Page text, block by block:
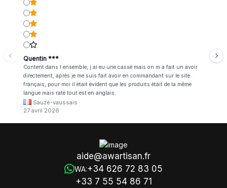
Quentin ***
Content dans l ensemble, j ai eu une cassé mais on m a fait un avoir
directement, après je me suis fait avoir en commandant sur le site
français, pour moi il était évident que les produits était de la même
langue mais raté tout est en anglais.
Sauzé-vaussais
27 avril 2026
aide@awartisan.fr
WA:+34 626 72 83 05
+33 7 55 54 86 71